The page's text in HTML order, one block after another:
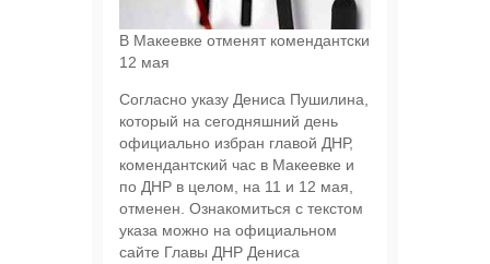
В Макеевке отменят комендантский час 11 и
12 мая
Согласно указу Дениса Пушилина,
который на сегодняшний день
официально избран главой ДНР,
комендантский час в Макеевке и
по ДНР в целом, на 11 и 12 мая,
отменен. Ознакомиться с текстом
указа можно на официальном
сайте Главы ДНР Дениса